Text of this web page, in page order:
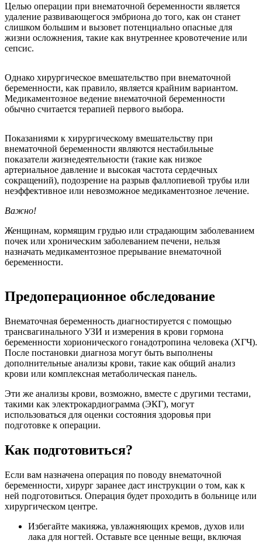
Целью операции при внематочной беременности является
удаление развивающегося эмбриона до того, как он станет
слишком большим и вызовет потенциально опасные для
жизни осложнения, такие как внутреннее кровотечение или
сепсис.
Однако хирургическое вмешательство при внематочной
беременности, как правило, является крайним вариантом.
Медикаментозное ведение внематочной беременности
обычно считается терапией первого выбора.
Показаниями к хирургическому вмешательству при
внематочной беременности являются нестабильные
показатели жизнедеятельности (такие как низкое
артериальное давление и высокая частота сердечных
сокращений), подозрение на разрыв фаллопиевой трубы или
неэффективное или невозможное медикаментозное лечение.
Важно!
Женщинам, кормящим грудью или страдающим заболеванием
почек или хроническим заболеванием печени, нельзя
назначать медикаментозное прерывание внематочной
беременности.
Предоперационное обследование
Внематочная беременность диагностируется с помощью
трансвагинального УЗИ и измерения в крови гормона
беременности хорионического гонадотропина человека (ХГЧ).
После постановки диагноза могут быть выполнены
дополнительные анализы крови, такие как общий анализ
крови или комплексная метаболическая панель.
Эти же анализы крови, возможно, вместе с другими тестами,
такими как электрокардиограмма (ЭКГ), могут
использоваться для оценки состояния здоровья при
подготовке к операции.
Как подготовиться?
Если вам назначена операция по поводу внематочной
беременности, хирург заранее даст инструкции о том, как к
ней подготовиться. Операция будет проходить в больнице или
хирургическом центре.
Избегайте макияжа, увлажняющих кремов, духов или
лака для ногтей. Оставьте все ценные вещи, включая